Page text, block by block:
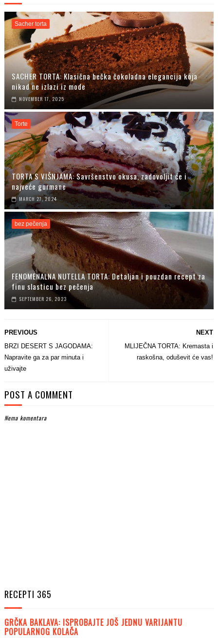
Sacher torta
SACHER TORTA: Klasična bečka čokoladna elegancija koja
nikad ne izlazi iz mode
NOVEMBER 17, 2025
Torte
TORTA S VIŠNJAMA: Savršenstvo okusa, zadovoljit će i
najveće gurmane
MARCH 27, 2024
bez pečenja
FENOMENALNA NUTELLA TORTA: Detaljan i pouzdan recept za
finu slasticu bez pečenja
SEPTEMBER 26, 2023
NEXT
MLIJEČNA TORTA: Kremasta i
raskošna, oduševit će vas!
PREVIOUS
BRZI DESERT S JAGODAMA:
Napravite ga za par minuta i
uživajte
POST A COMMENT
Nema komentara
RECEPTI 365
GRČKA BAKLAVA: ISPROBAJTE JOŠ JEDNU VARIJANTU
POPULARNOG KOLAČA